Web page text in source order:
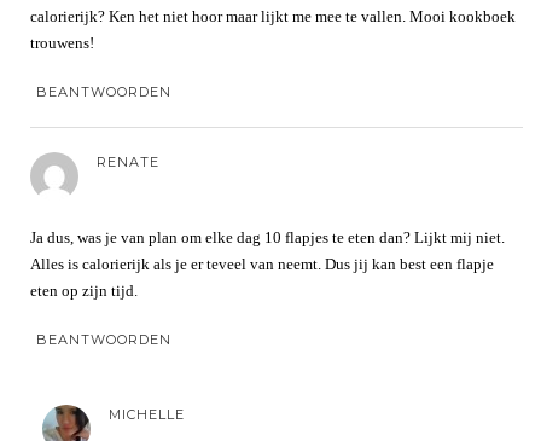
calorierijk? Ken het niet hoor maar lijkt me mee te vallen. Mooi kookboek
trouwens!
BEANTWOORDEN
RENATE
Ja dus, was je van plan om elke dag 10 flapjes te eten dan? Lijkt mij niet.
Alles is calorierijk als je er teveel van neemt. Dus jij kan best een flapje
eten op zijn tijd.
BEANTWOORDEN
MICHELLE